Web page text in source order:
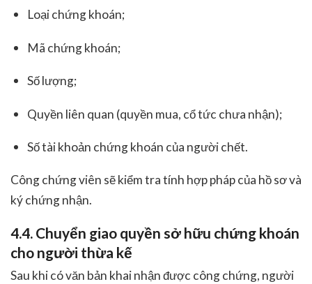
Loại chứng khoán;
Mã chứng khoán;
Số lượng;
Quyền liên quan (quyền mua, cổ tức chưa nhận);
Số tài khoản chứng khoán của người chết.
Công chứng viên sẽ kiểm tra tính hợp pháp của hồ sơ và
ký chứng nhận.
4.4. Chuyển giao quyền sở hữu chứng khoán
cho người thừa kế
Sau khi có văn bản khai nhận được công chứng, người